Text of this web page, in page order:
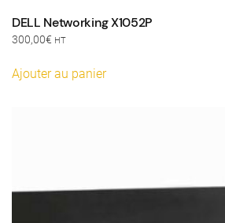
DELL Networking X1052P
300,00€ HT
Ajouter au panier